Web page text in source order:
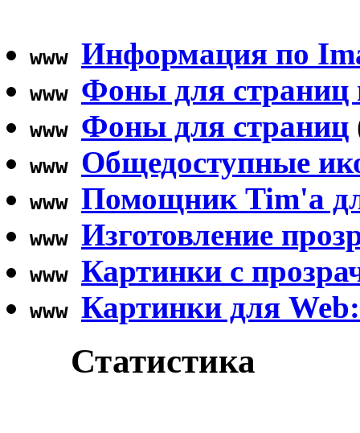
www Информация по
www Фоны для страниц
www Фоны для страниц
www Общедоступные
www Помощник Tim'а
www Изготовление
www Картинки с
www Картинки для
Статистика